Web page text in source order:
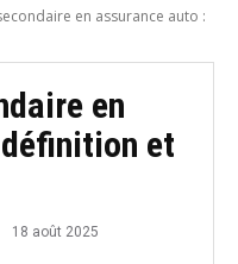
en assurance auto :
en
et
18 août 2025